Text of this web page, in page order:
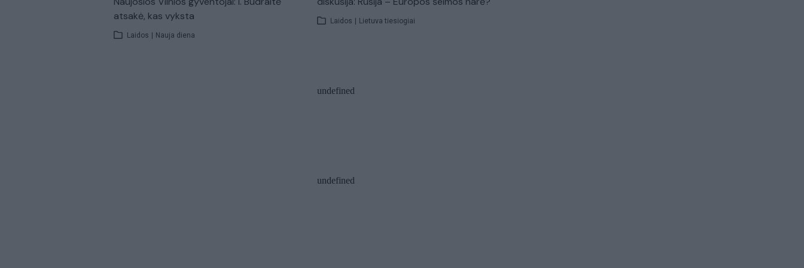
atsakė, kas vyksta
Laidos | Nauja diena
Laidos | Lietuva tiesiogiai